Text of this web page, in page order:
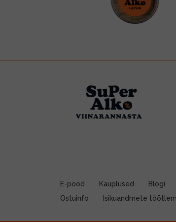
E-pood Kauplused Blogi
Ostuinfo
Isikuandmete